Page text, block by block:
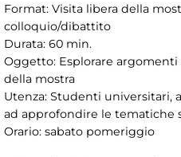
Format: Visita libera della
colloquio/dibattito
Durata: 60 min.
Oggetto: Esplorare argomenti
della mostra
Utenza: Studenti universitari,
ad approfondire le tematiche
Orario: sabato pomeriggio